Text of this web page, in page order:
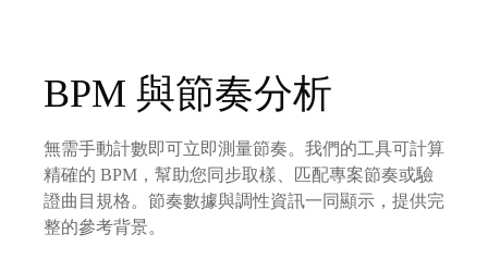
BPM 與節奏分析
無需手動計數即可立即測量節奏。我們的工具可計算
精確的 BPM，幫助您同步取樣、匹配專案節奏或驗
證曲目規格。節奏數據與調性資訊一同顯示，提供完
整的參考背景。